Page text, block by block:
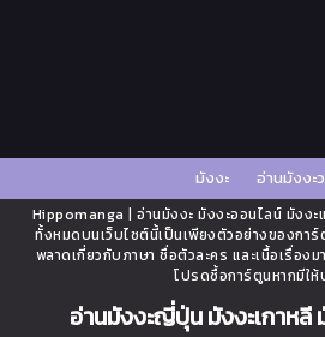
มังงะ อ่านมังงะ
Hippomanga | อ่านมังงะ มังงะออนไลน์ มังง
ทั้งหมดบนเว็บไซต์นี้เป็นเพียงตัวอย่างของกา
พลาดเกี่ยวกับภาษา ชื่อตัวละคร และเนื้อเรื่อง
โปรดซื้อการ์ตูนหากมีให้
อ่านมังงะญี่ปุ่น มังงะเกาหลี